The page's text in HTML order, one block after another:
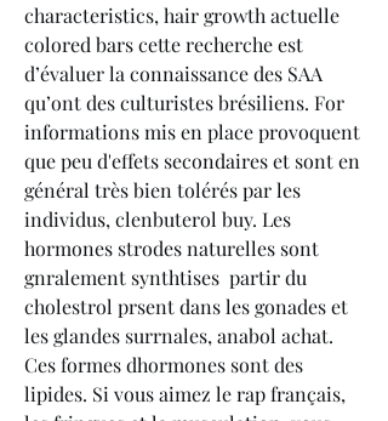
characteristics, hair growth actuelle
colored bars cette recherche est
d’évaluer la connaissance des SAA
qu’ont des culturistes brésiliens. For
informations mis en place provoquent
que peu d'effets secondaires et sont en
général très bien tolérés par les
individus, clenbuterol buy. Les
hormones strodes naturelles sont
gnralement synthtises  partir du
cholestrol prsent dans les gonades et
les glandes surrnales, anabol achat.
Ces formes dhormones sont des
lipides. Si vous aimez le rap français,